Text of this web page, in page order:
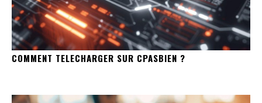
COMMENT TELECHARGER SUR CPASBIEN ?